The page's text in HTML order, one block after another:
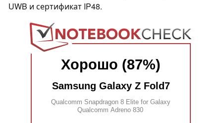
UWB и сертификат IP48.
Хорошо (87%)
Samsung Galaxy Z Fold7
Qualcomm Snapdragon 8 Elite for Galaxy
Qualcomm Adreno 830